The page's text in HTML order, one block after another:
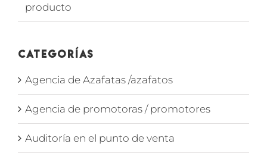
producto
Categorías
Agencia de Azafatas /azafatos
Agencia de promotoras / promotores
Auditoría en el punto de venta